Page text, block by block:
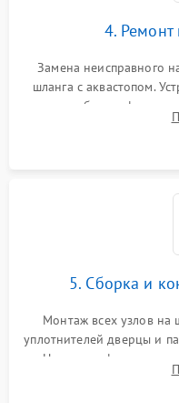
4. Ремонт
Замена неисправного
шланга с аквастопом.
патрубках и
управления,
5. Сборка и
Монтаж всех узлов на
уплотнителей дверцы и
Надежная фиксация
сборка корпуса и